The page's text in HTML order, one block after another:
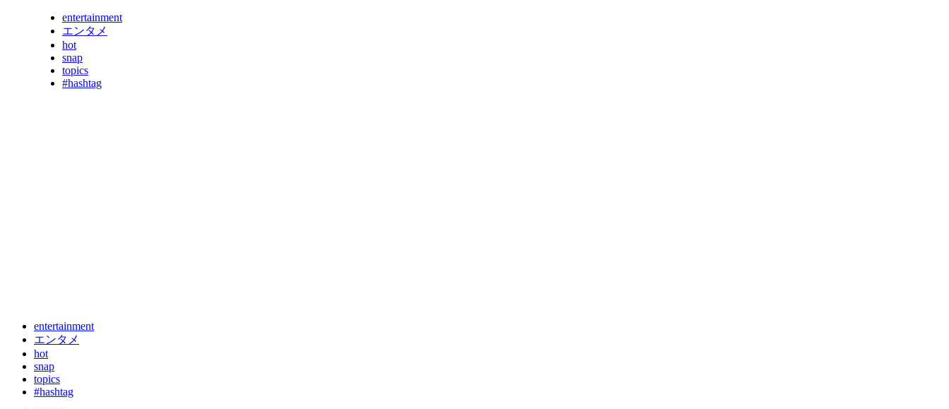
entertainment
エンタメ
hot
snap
topics
#hashtag
entertainment
エンタメ
hot
snap
topics
#hashtag